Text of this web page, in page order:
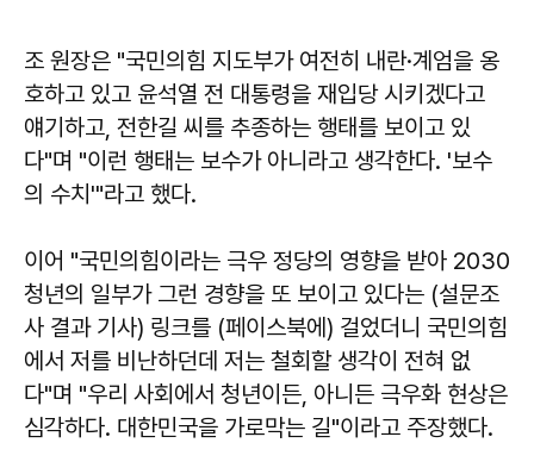
조 원장은 "국민의힘 지도부가 여전히 내란·계엄을 옹
호하고 있고 윤석열 전 대통령을 재입당 시키겠다고
얘기하고, 전한길 씨를 추종하는 행태를 보이고 있
다"며 "이런 행태는 보수가 아니라고 생각한다. '보수
의 수치'"라고 했다.
이어 "국민의힘이라는 극우 정당의 영향을 받아 2030
청년의 일부가 그런 경향을 또 보이고 있다는 (설문조
사 결과 기사) 링크를 (페이스북에) 걸었더니 국민의힘
에서 저를 비난하던데 저는 철회할 생각이 전혀 없
다"며 "우리 사회에서 청년이든, 아니든 극우화 현상은
심각하다. 대한민국을 가로막는 길"이라고 주장했다.